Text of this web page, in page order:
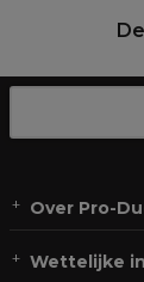
Over Pro-
Wettelijke